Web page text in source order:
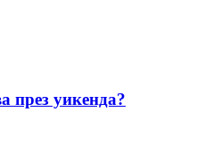
през уикенда?